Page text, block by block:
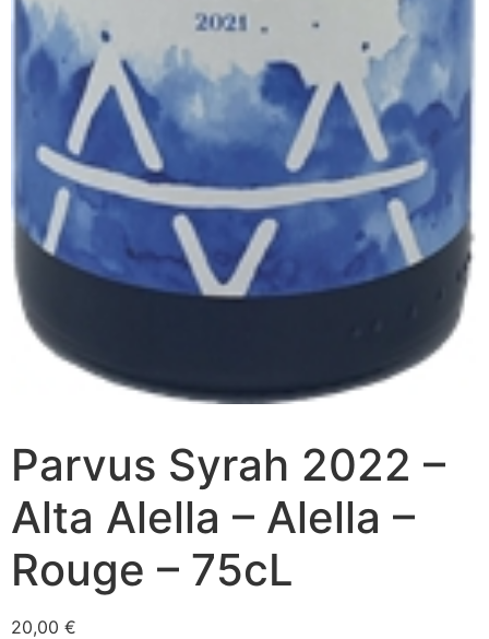
Parvus Syrah 2022 –
Alta Alella – Alella –
Rouge – 75cL
20,00 €